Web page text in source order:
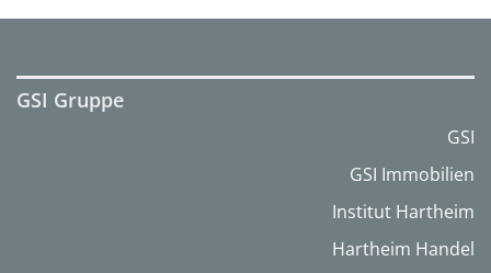
GSI Gruppe
GSI
GSI Immobilien
Institut Hartheim
Hartheim Handel